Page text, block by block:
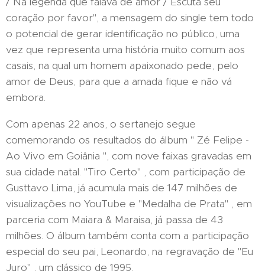
coração por favor", a mensagem do single tem todo
o potencial de gerar identificação no público, uma
vez que representa uma história muito comum aos
casais, na qual um homem apaixonado pede, pelo
amor de Deus, para que a amada fique e não vá
embora.
Com apenas 22 anos, o sertanejo segue
comemorando os resultados do álbum " Zé Felipe -
Ao Vivo em Goiânia ", com nove faixas gravadas em
sua cidade natal. "Tiro Certo" , com participação de
Gusttavo Lima, já acumula mais de 147 milhões de
visualizações no YouTube e "Medalha de Prata" , em
parceria com Maiara & Maraisa, já passa de 43
milhões. O álbum também conta com a participação
especial do seu pai, Leonardo, na regravação de "Eu
Juro" , um clássico de 1995.